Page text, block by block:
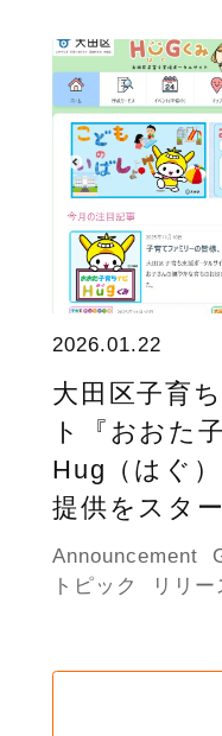
2026.01.22
大田区子育
ト『おおた
Hug（はぐ
提供をスタ
Announcement
トピック
リリー